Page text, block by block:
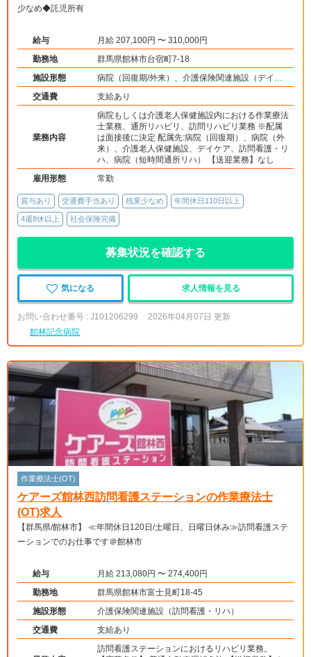
少なめ◆託児所有
給与
月給 207,100円 〜 310,000円
勤務地
群馬県館林市台宿町7-18
施設形態
病院（回復期/外来）、介護保険関連施設（デイケ
ア/介護老人保健施設/訪問看護・リハ）
交通費 支給あり
業務内容
病院もしくは介護老人保健施設内における作業療法
士業務、通所リハビリ、訪問リハビリ業務 ※配属
は面接後に決定 配属先:病院（回復期）、病院（外
来）、介護老人保健施設、デイケア、訪問看護・リ
ハ、病院（短時間通所リハ） 【送迎業務】なし
雇用形態
常勤
賞与あり 交通費手当あり 残業少なめ 年間休日110日以上
4週8休以上 社会保険完備
募集状況を確認する
気になる 求人情報を見る
お問い合わせ番号 : J101206299
2026年04月07日 更新
館林記念病院
作業療法士(OT)
ケアーズ館林西訪問看護ステーションの作業療法士
(OT)求人
【群馬県/館林市】 ≪年間休日120日/土曜日、日曜日休み≫訪問看護ステ
ーションでのお仕事です＠館林市
給与
月給 213,080円 〜 274,400円
勤務地
群馬県館林市富士見町18-45
施設形態
介護保険関連施設（訪問看護・リハ）
交通費
支給あり
訪問看護ステーションにおけるリハビリ業務。